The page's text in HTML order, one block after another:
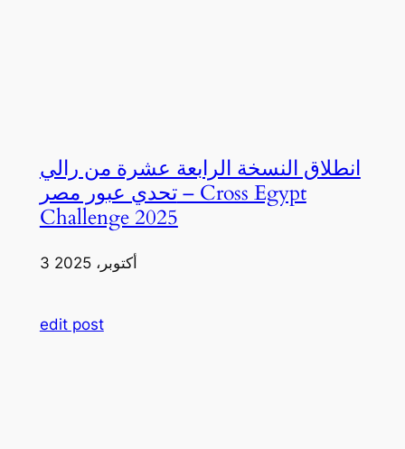
انطلاق النسخة الرابعة عشرة من رالي
تحدي عبور مصر – Cross Egypt
Challenge 2025
3 أكتوبر، 2025
edit post